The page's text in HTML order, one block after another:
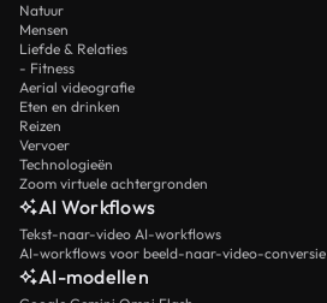
Natuur
Mensen
Liefde & Relaties
- Fitness
Aerial videografie
Eten en drinken
Reizen
Vervoer
Technologieën
Zoom virtuele achtergronden
AI Workflows
Tekst-naar-video AI-workflows
AI-workflows voor beeld-naar-video-conversie
AI-modellen